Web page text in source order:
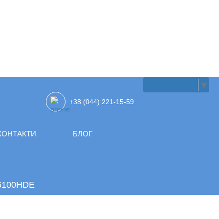
▼
+38 (044) 221-15-59
БЛОГ